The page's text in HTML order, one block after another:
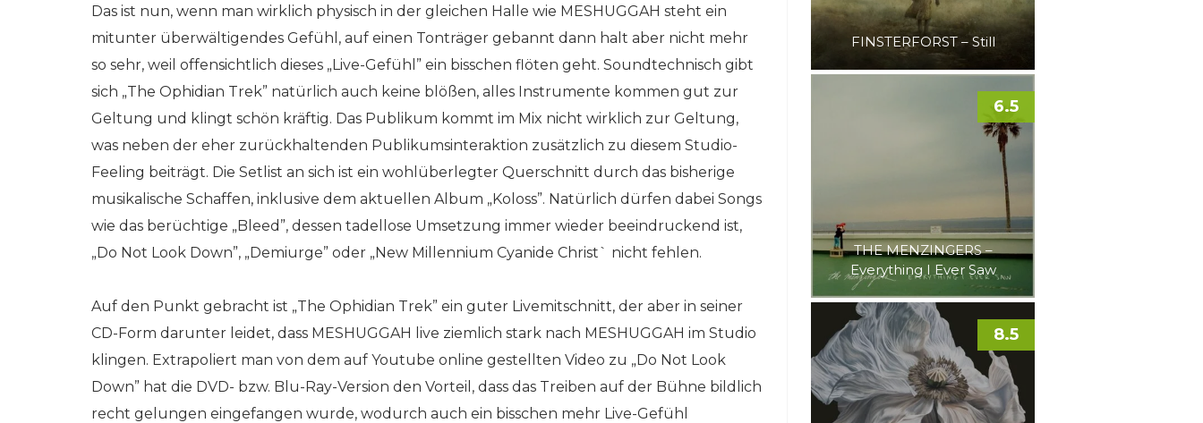
Das ist nun, wenn man wirklich physisch in der gleichen Halle wie MESHUGGAH steht ein
mitunter überwältigendes Gefühl, auf einen Tonträger gebannt dann halt aber nicht mehr
so sehr, weil offensichtlich dieses „Live-Gefühl” ein bisschen flöten geht. Soundtechnisch gibt
sich „The Ophidian Trek” natürlich auch keine blößen, alles Instrumente kommen gut zur
Geltung und klingt schön kräftig. Das Publikum kommt im Mix nicht wirklich zur Geltung,
was neben der eher zurückhaltenden Publikumsinteraktion zusätzlich zu diesem Studio-
Feeling beiträgt. Die Setlist an sich ist ein wohlüberlegter Querschnitt durch das bisherige
musikalische Schaffen, inklusive dem aktuellen Album „Koloss”. Natürlich dürfen dabei Songs
wie das berüchtige „Bleed”, dessen tadellose Umsetzung immer wieder beeindruckend ist,
„Do Not Look Down”, „Demiurge” oder „New Millennium Cyanide Christ` nicht fehlen.
Auf den Punkt gebracht ist „The Ophidian Trek” ein guter Livemitschnitt, der aber in seiner
CD-Form darunter leidet, dass MESHUGGAH live ziemlich stark nach MESHUGGAH im Studio
klingen. Extrapoliert man von dem auf Youtube online gestellten Video zu „Do Not Look
Down” hat die DVD- bzw. Blu-Ray-Version den Vorteil, dass das Treiben auf der Bühne bildlich
recht gelungen eingefangen wurde, wodurch auch ein bisschen mehr Live-Gefühl
FINSTERFORST – Still
THE MENZINGERS –
Everything I Ever Saw
6.5
8.5